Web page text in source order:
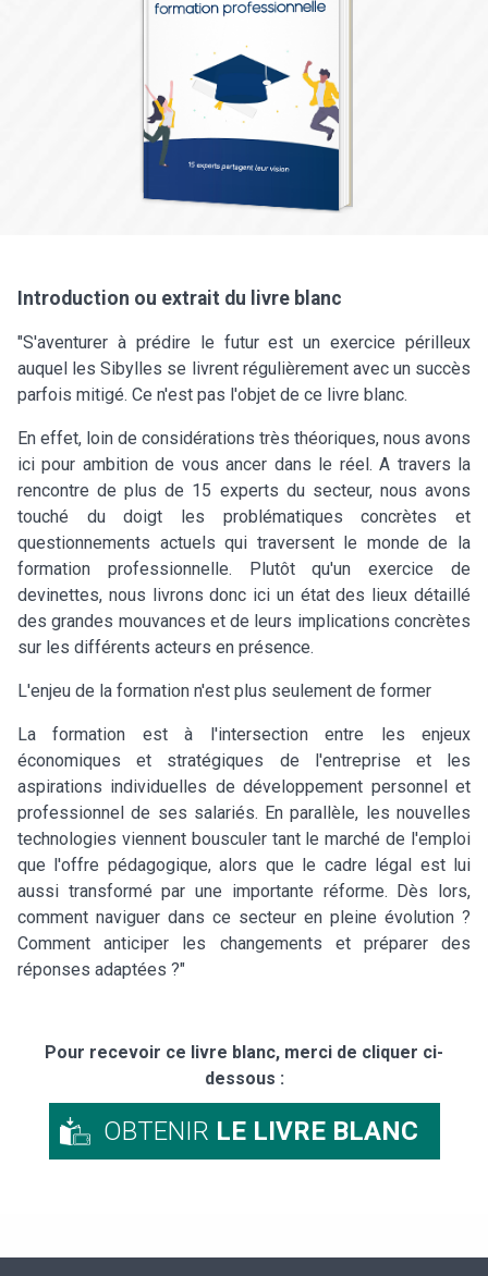
Introduction ou extrait du livre blanc
"S'aventurer à prédire le futur est un exercice périlleux
auquel les Sibylles se livrent régulièrement avec un succès
parfois mitigé. Ce n'est pas l'objet de ce livre blanc.
En effet, loin de considérations très théoriques, nous avons
ici pour ambition de vous ancer dans le réel. A travers la
rencontre de plus de 15 experts du secteur, nous avons
touché du doigt les problématiques concrètes et
questionnements actuels qui traversent le monde de la
formation professionnelle. Plutôt qu'un exercice de
devinettes, nous livrons donc ici un état des lieux détaillé
des grandes mouvances et de leurs implications concrètes
sur les différents acteurs en présence.
L'enjeu de la formation n'est plus seulement de former
La formation est à l'intersection entre les enjeux
économiques et stratégiques de l'entreprise et les
aspirations individuelles de développement personnel et
professionnel de ses salariés. En parallèle, les nouvelles
technologies viennent bousculer tant le marché de l'emploi
que l'offre pédagogique, alors que le cadre légal est lui
aussi transformé par une importante réforme. Dès lors,
comment naviguer dans ce secteur en pleine évolution ?
Comment anticiper les changements et préparer des
réponses adaptées ?"
Pour recevoir ce livre blanc, merci de cliquer ci-
dessous :
OBTENIR LE LIVRE BLANC